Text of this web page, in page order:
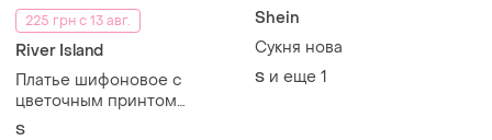
225 грн с 13 авг.
River Island
Платье шифоновое с
цветочным принтом
длинный рукав
S
Shein
Сукня нова
S и еще 1